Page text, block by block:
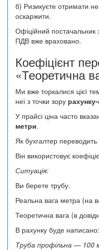
б) Ризикуєте отримати
оскаржити.
Офіційний
ПДВ вже враховано.
Коефіцієнт
«Теоретична
Ми вже торкалися цієї
неї з точки зору
У прайсі ціна часто
метри.
Як бухгалтер
Він використовує
Ситуація:
Ви берете трубу.
Реальна вага метра (на
Теоретична вага (в
В рахунку буде написано:
Труба профільна — 100